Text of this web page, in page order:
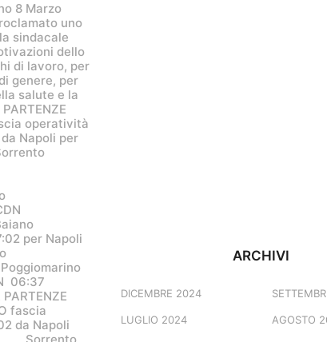
8 Marzo
uno
sindacale
dello
di lavoro, per
genere, per
salute e la
operatività
Napoli per
per Napoli
Sarno
06:37
fascia
da Napoli
ARCHIVI
DICEMBRE 2024
LUGLIO 2024 AGOSTO